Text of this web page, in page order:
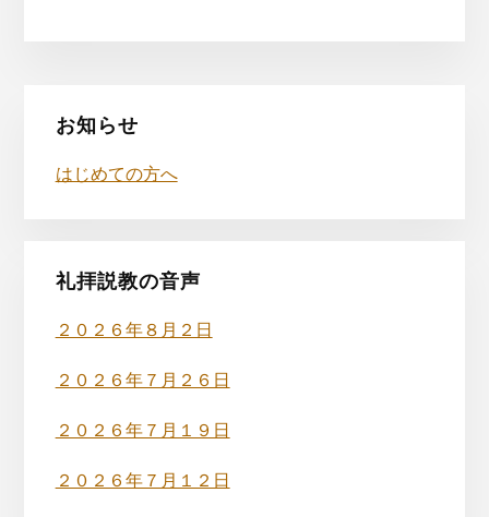
最
初
の
イ
ド
バ
ー
お知らせ
はじめての方へ
礼拝説教の音声
２０２６年８月２日
２０２６年７月２６日
２０２６年７月１９日
２０２６年７月１２日